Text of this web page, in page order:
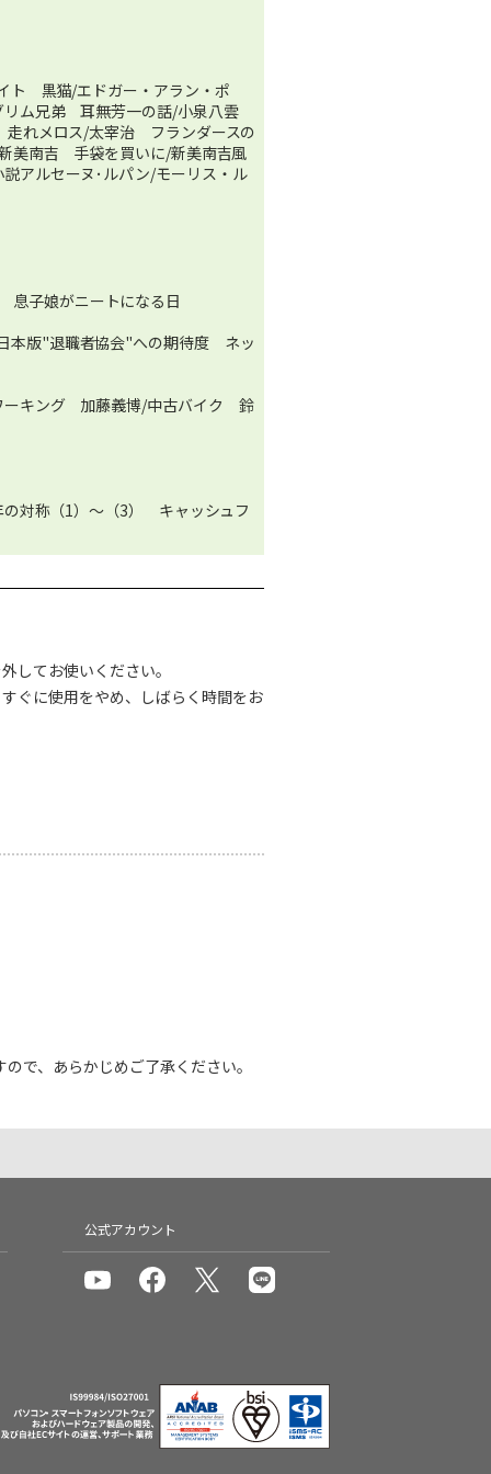
ト 黒猫/エドガー・アラン・ポ
ム兄弟 耳無芳一の話/小泉八雲
れメロス/太宰治 フランダースの
美南吉 手袋を買いに/新美南吉風
ルセーヌ･ルパン/モーリス・ル
子娘がニートになる日
本版"退職者協会"への期待度 ネッ
ーキング 加藤義博/中古バイク 鈴
対称（1）～（3） キャッシュフ
してお使いください。
ぐに使用をやめ、しばらく時間をお
で、あらかじめご了承ください。
公式アカウント